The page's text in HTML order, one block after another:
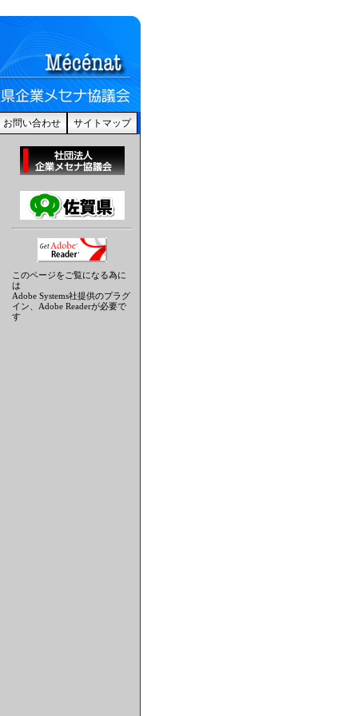
お問い合わせ サイトマップ
このページをご覧になる為に
は
Adobe Systems社提供のプラグ
イン、Adobe Readerが必要で
す